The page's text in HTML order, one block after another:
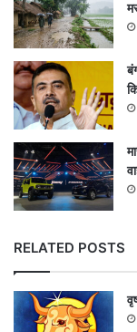
ने रूट को भी अपना
रूट ने 54 गेंदों की
बेन स्टोक्स (79)
साझेदारी की।
पांचवें विकेट के
आउट कर अपना
इस दौरान
कप में अपना दूसरा
की तेजतर्रार
RELATED POSTS